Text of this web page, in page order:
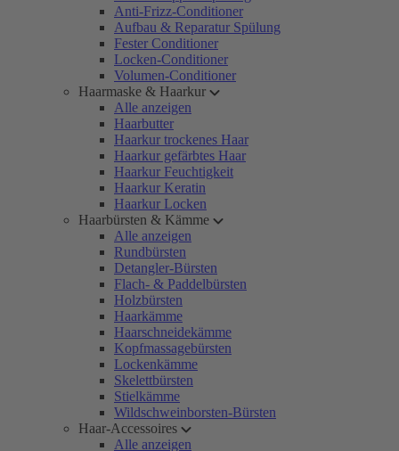
Anti-Frizz-Conditioner
Aufbau & Reparatur Spülung
Fester Conditioner
Locken-Conditioner
Volumen-Conditioner
Haarmaske & Haarkur
Alle anzeigen
Haarbutter
Haarkur trockenes Haar
Haarkur gefärbtes Haar
Haarkur Feuchtigkeit
Haarkur Keratin
Haarkur Locken
Haarbürsten & Kämme
Alle anzeigen
Rundbürsten
Detangler-Bürsten
Flach- & Paddelbürsten
Holzbürsten
Haarkämme
Haarschneidekämme
Kopfmassagebürsten
Lockenkämme
Skelettbürsten
Stielkämme
Wildschweinborsten-Bürsten
Haar-Accessoires
Alle anzeigen